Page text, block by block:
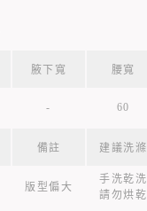
腋下寬 腰寬
- 60
備註 建議洗滌
版型偏大
手洗乾洗
請勿烘乾